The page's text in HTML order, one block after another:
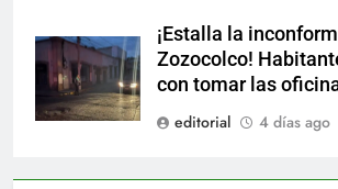
¡Estalla la
Zozocolco!
con tomar las
editorial
4 días ago